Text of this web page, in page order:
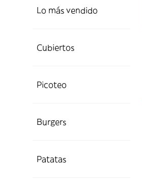
Lo más vendido
Cubiertos
Picoteo
Burgers
Patatas